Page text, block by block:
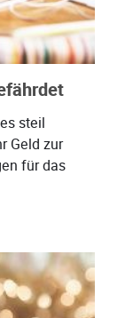
steil
Geld zur
für das